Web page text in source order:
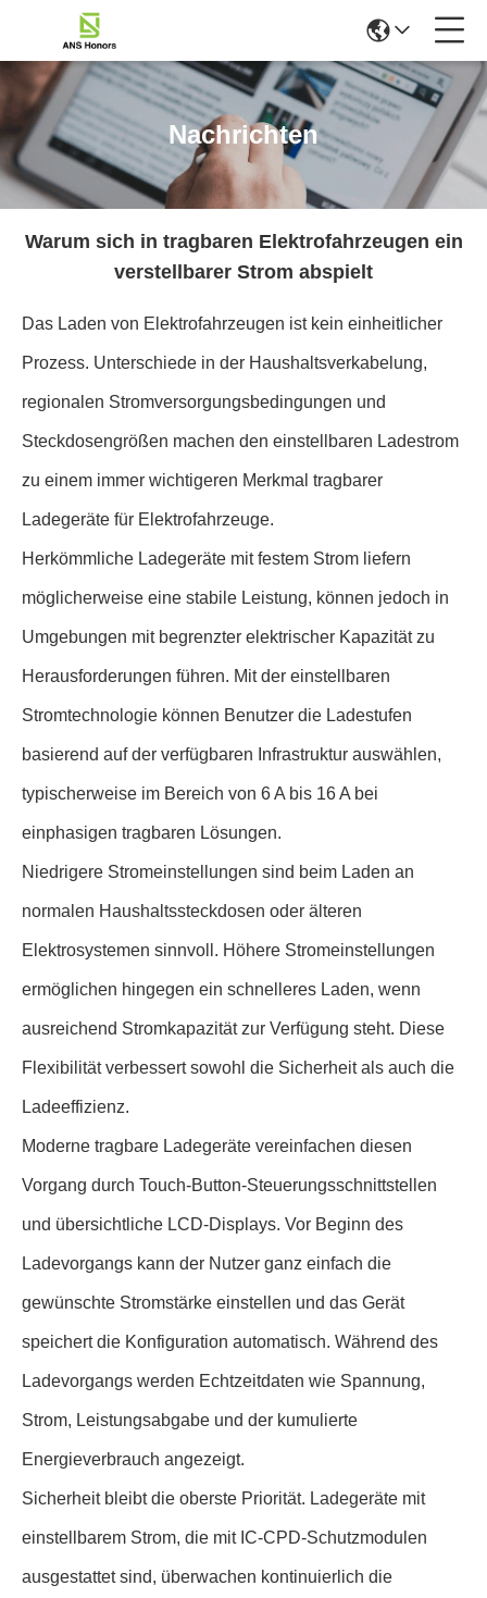
Nachrichten
Warum sich in tragbaren Elektrofahrzeugen ein
verstellbarer Strom abspielt
Das Laden von Elektrofahrzeugen ist kein einheitlicher
Prozess. Unterschiede in der Haushaltsverkabelung,
regionalen Stromversorgungsbedingungen und
Steckdosengrößen machen den einstellbaren Ladestrom
zu einem immer wichtigeren Merkmal tragbarer
Ladegeräte für Elektrofahrzeuge.
Herkömmliche Ladegeräte mit festem Strom liefern
möglicherweise eine stabile Leistung, können jedoch in
Umgebungen mit begrenzter elektrischer Kapazität zu
Herausforderungen führen. Mit der einstellbaren
Stromtechnologie können Benutzer die Ladestufen
basierend auf der verfügbaren Infrastruktur auswählen,
typischerweise im Bereich von 6 A bis 16 A bei
einphasigen tragbaren Lösungen.
Niedrigere Stromeinstellungen sind beim Laden an
normalen Haushaltssteckdosen oder älteren
Elektrosystemen sinnvoll. Höhere Stromeinstellungen
ermöglichen hingegen ein schnelleres Laden, wenn
ausreichend Stromkapazität zur Verfügung steht. Diese
Flexibilität verbessert sowohl die Sicherheit als auch die
Ladeeffizienz.
Moderne tragbare Ladegeräte vereinfachen diesen
Vorgang durch Touch-Button-Steuerungsschnittstellen
und übersichtliche LCD-Displays. Vor Beginn des
Ladevorgangs kann der Nutzer ganz einfach die
gewünschte Stromstärke einstellen und das Gerät
speichert die Konfiguration automatisch. Während des
Ladevorgangs werden Echtzeitdaten wie Spannung,
Strom, Leistungsabgabe und der kumulierte
Energieverbrauch angezeigt.
Sicherheit bleibt die oberste Priorität. Ladegeräte mit
einstellbarem Strom, die mit IC-CPD-Schutzmodulen
ausgestattet sind, überwachen kontinuierlich die